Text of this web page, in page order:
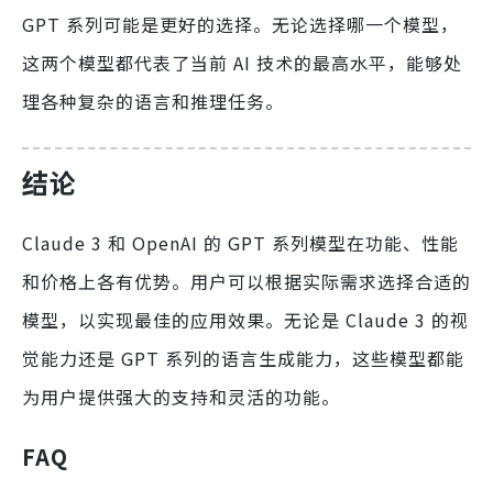
GPT 系列可能是更好的选择。无论选择哪一个模型，
这两个模型都代表了当前 AI 技术的最高水平，能够处
理各种复杂的语言和推理任务。
结论
Claude 3 和 OpenAI 的 GPT 系列模型在功能、性能
和价格上各有优势。用户可以根据实际需求选择合适的
模型，以实现最佳的应用效果。无论是 Claude 3 的视
觉能力还是 GPT 系列的语言生成能力，这些模型都能
为用户提供强大的支持和灵活的功能。
FAQ